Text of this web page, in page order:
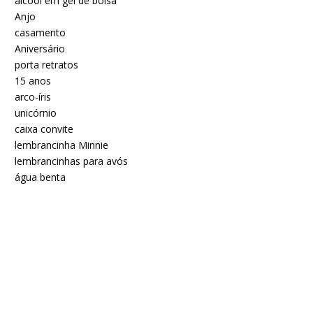
Anjo
casamento
Aniversário
porta retratos
15 anos
arco-íris
unicórnio
caixa convite
lembrancinha Minnie
lembrancinhas para avós
água benta